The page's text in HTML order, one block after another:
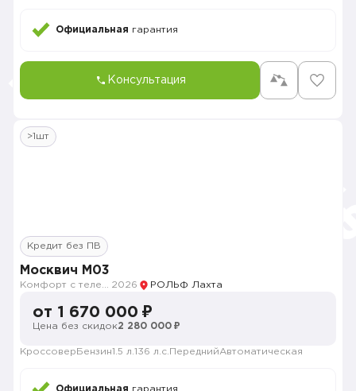
Официальная гарантия
Консультация
>1шт
Кредит без ПВ
Москвич M03
2026 РОЛЬФ Лахта
от 1 670 000 ₽
Цена без скидок2 280 000 ₽
Кроссовер Бензин1.5 л. 136 л.с. ПереднийАвтоматическая
Официальная гарантия